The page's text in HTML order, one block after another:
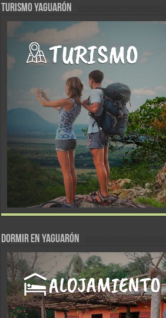
TURISMO YAGUARÓN
DORMIR EN YAGUARÓN